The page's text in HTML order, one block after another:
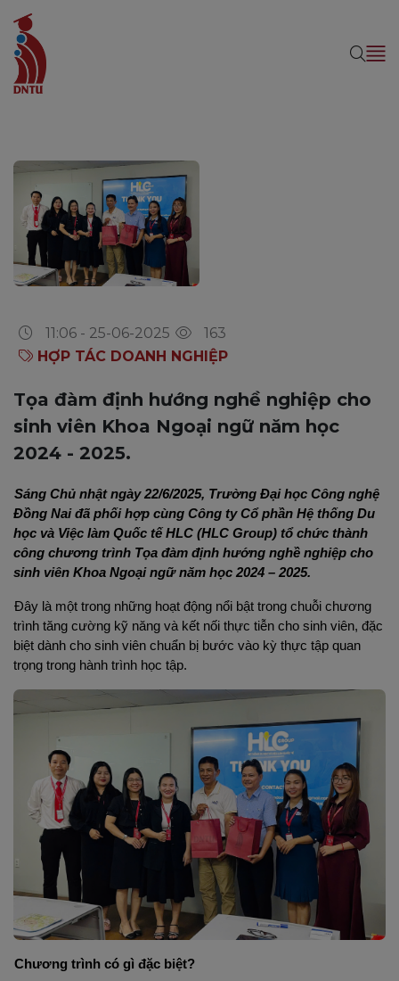
11:06 - 25-06-2025
163
HỢP TÁC DOANH NGHIỆP
Tọa đàm định hướng nghề nghiệp cho
sinh viên Khoa Ngoại ngữ năm học
2024 - 2025.
Sáng Chủ nhật ngày 22/6/2025, Trường Đại học Công nghệ
Đồng Nai đã phối hợp cùng Công ty Cổ phần Hệ thống Du
học và Việc làm Quốc tế HLC (HLC Group) tổ chức thành
công chương trình Tọa đàm định hướng nghề nghiệp cho
sinh viên Khoa Ngoại ngữ năm học 2024 – 2025.
Đây là một trong những hoạt động nổi bật trong chuỗi chương
trình tăng cường kỹ năng và kết nối thực tiễn cho sinh viên, đặc
biệt dành cho sinh viên chuẩn bị bước vào kỳ thực tập quan
trọng trong hành trình học tập.
Chương trình có gì đặc biệt?